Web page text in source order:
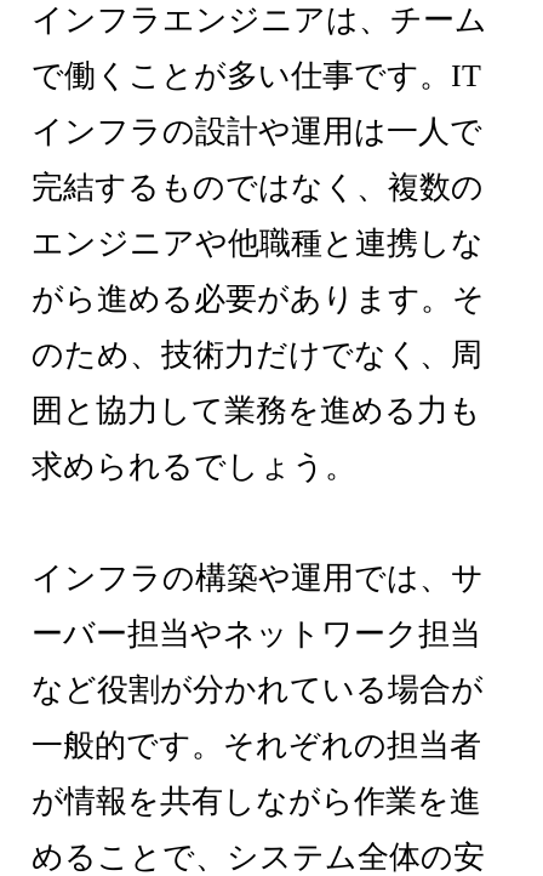
インフラエンジニアは、チーム
で働くことが多い仕事です。IT
インフラの設計や運用は一人で
完結するものではなく、複数の
エンジニアや他職種と連携しな
がら進める必要があります。そ
のため、技術力だけでなく、周
囲と協力して業務を進める力も
求められるでしょう。
インフラの構築や運用では、サ
ーバー担当やネットワーク担当
など役割が分かれている場合が
一般的です。それぞれの担当者
が情報を共有しながら作業を進
めることで、システム全体の安